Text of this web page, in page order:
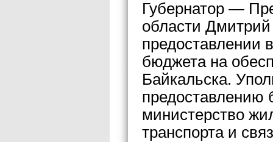
Губернатор —
области
предоставлении
бюджета на
Байкальска.
предоставлению
министерство
транспорта и